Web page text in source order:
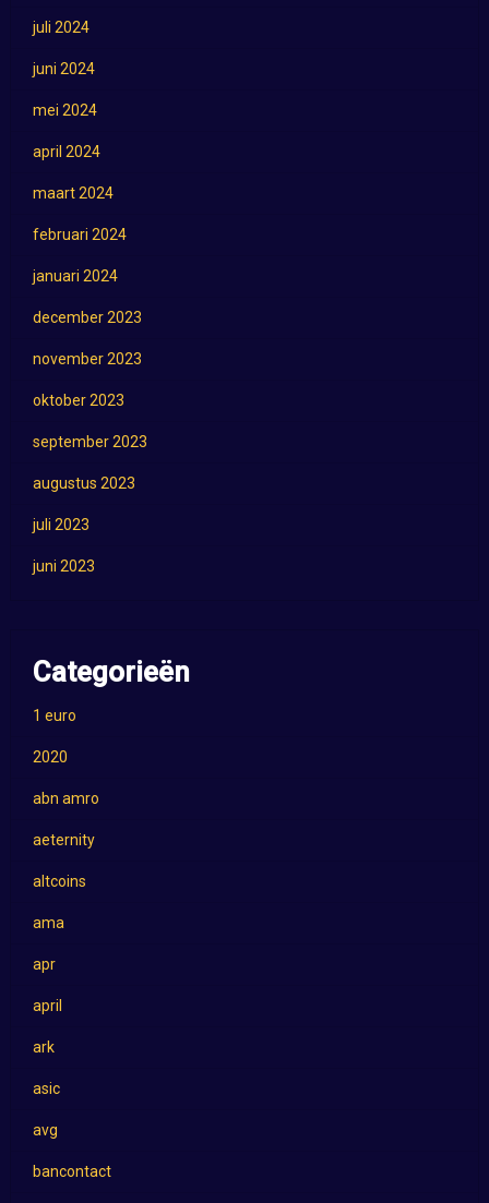
juli 2024
juni 2024
mei 2024
april 2024
maart 2024
februari 2024
januari 2024
december 2023
november 2023
oktober 2023
september 2023
augustus 2023
juli 2023
juni 2023
Categorieën
1 euro
2020
abn amro
aeternity
altcoins
ama
apr
april
ark
asic
avg
bancontact